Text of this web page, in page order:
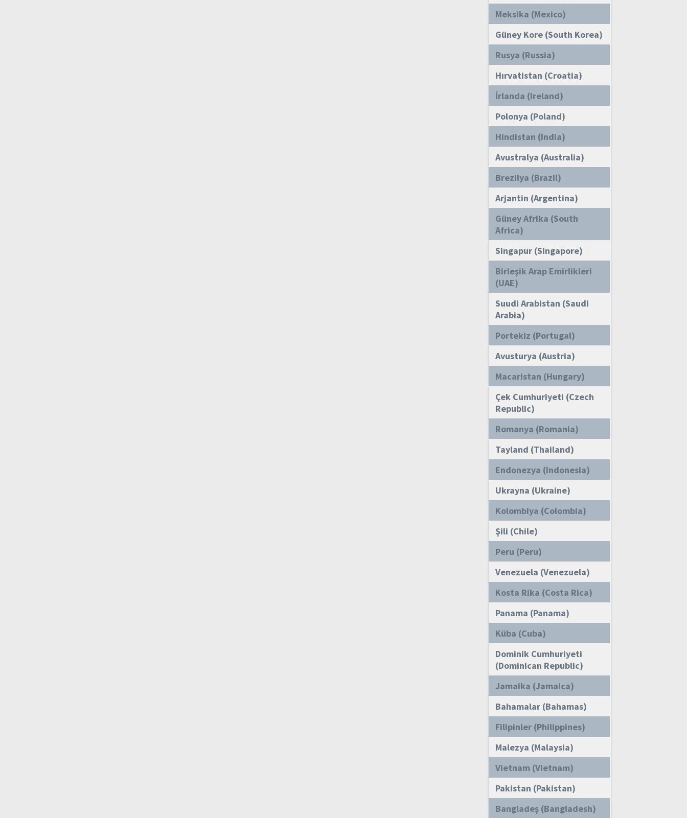
Meksika (Mexico)
Güney Kore (South Korea)
Rusya (Russia)
Hırvatistan (Croatia)
İrlanda (Ireland)
Polonya (Poland)
Hindistan (India)
Avustralya (Australia)
Brezilya (Brazil)
Arjantin (Argentina)
Güney Afrika (South
Africa)
Singapur (Singapore)
Birleşik Arap Emirlikleri
(UAE)
Suudi Arabistan (Saudi
Arabia)
Portekiz (Portugal)
Avusturya (Austria)
Macaristan (Hungary)
Çek Cumhuriyeti (Czech
Republic)
Romanya (Romania)
Tayland (Thailand)
Endonezya (Indonesia)
Ukrayna (Ukraine)
Kolombiya (Colombia)
Şili (Chile)
Peru (Peru)
Venezuela (Venezuela)
Kosta Rika (Costa Rica)
Panama (Panama)
Küba (Cuba)
Dominik Cumhuriyeti
(Dominican Republic)
Jamaika (Jamaica)
Bahamalar (Bahamas)
Filipinler (Philippines)
Malezya (Malaysia)
Vietnam (Vietnam)
Pakistan (Pakistan)
Bangladeş (Bangladesh)